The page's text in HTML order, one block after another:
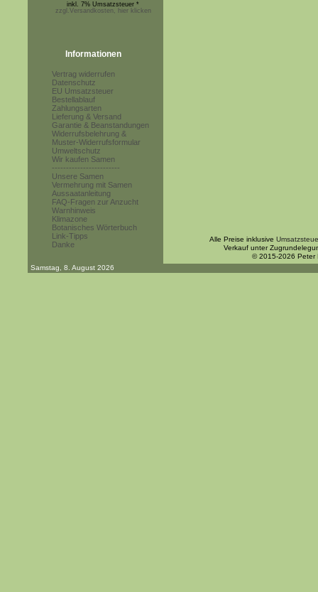
inkl. 7% Umsatzsteuer *
zzgl.Versandkosten, hier klicken
Informationen
Vertrag widerrufen
Datenschutz
EU Umsatzsteuer
Bestellablauf
Zahlungsarten
Lieferung & Versand
Garantie & Beanstandungen
Widerrufsbelehrung &
Muster-Widerrufsformular
Umweltschutz
Wir kaufen Samen
------------------------
Unsere Samen
Vermehrung mit Samen
Aussaatanleitung
FAQ-Fragen zur Anzucht
Warnhinweis
Klimazone
Botanisches Wörterbuch
Link-Tipps
Danke
Alle Preise inklusive
Verkauf unter
© 2015-2026 Peter
Samstag, 8. August 2026